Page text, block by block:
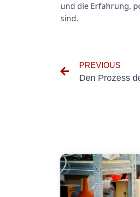
und die Erfahrung,
sind.
PREVIOUS